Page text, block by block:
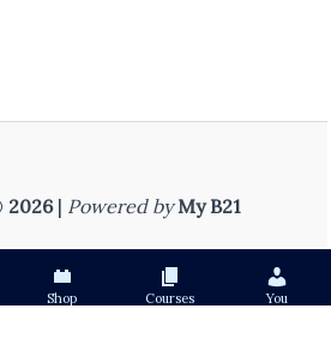
2026| Powered by My B21
Shop Courses You